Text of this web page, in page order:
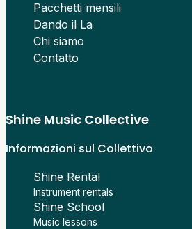
Pacchetti mensili
Dando il La
Chi siamo
Contatto
Shine Music Collective
Informazioni sul Collettivo
Shine Rental
Instrument rentals
Shine School
Music lessons